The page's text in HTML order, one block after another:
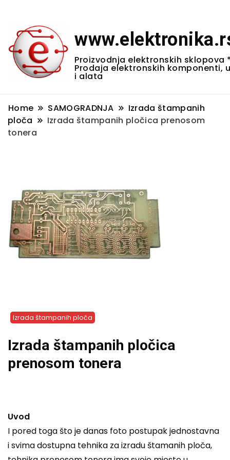
Proizvodnja elektronskih sklopova
Prodaja elektronskih komponenti,
i alata
Home SAMOGRADNJA
Izrada štampanih
ploča
Izrada štampanih pločica prenosom
tonera
Izrada štampanih ploča
Izrada štampanih pločica
prenosom tonera
Uvod
I pored toga što je danas foto postupak jednostavna
i svima dostupna tehnika za izradu štamanih ploča,